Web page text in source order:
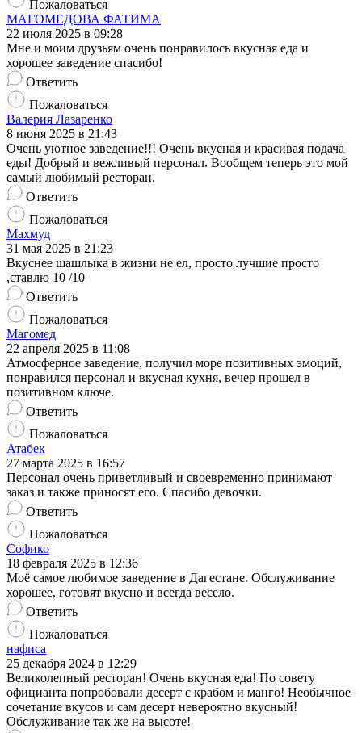
Пожаловаться
МАГОМЕДОВА ФАТИМА
22 июля 2025 в 09:28
Мне и моим друзьям очень понравилось вкусная еда и
хорошее заведение спасибо!
Ответить
Пожаловаться
Валерия Лазаренко
8 июня 2025 в 21:43
Очень уютное заведение!!! Очень вкусная и красивая подача
еды! Добрый и вежливый персонал. Вообщем теперь это мой
самый любимый ресторан.
Ответить
Пожаловаться
Махмуд
31 мая 2025 в 21:23
Вкуснее шашлыка в жизни не ел, просто лучшие просто
,ставлю 10 /10
Ответить
Пожаловаться
Магомед
22 апреля 2025 в 11:08
Атмосферное заведение, получил море позитивных эмоций,
понравился персонал и вкусная кухня, вечер прошел в
позитивном ключе.
Ответить
Пожаловаться
Атабек
27 марта 2025 в 16:57
Персонал очень приветливый и своевременно принимают
заказ и также приносят его. Спасибо девочки.
Ответить
Пожаловаться
Софико
18 февраля 2025 в 12:36
Моё самое любимое заведение в Дагестане. Обслуживание
хорошее, готовят вкусно и всегда весело.
Ответить
Пожаловаться
нафиса
25 декабря 2024 в 12:29
Великолепный ресторан! Очень вкусная еда! По совету
официанта попробовали десерт с крабом и манго! Необычное
сочетание вкусов и сам десерт невероятно вкусный!
Обслуживание так же на высоте!